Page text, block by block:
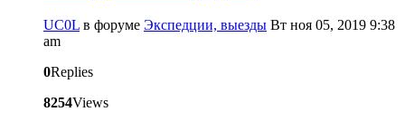
UC0L в форуме Экспедции, выезды Вт ноя 05, 2019 9:38
am
0Replies
8254Views